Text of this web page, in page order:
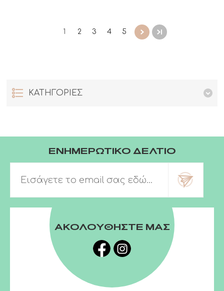
1 2 3 4 5
ΚΑΤΗΓΟΡΙΕΣ
ΕΝΗΜΕΡΩΤΙΚΟ ΔΕΛΤΙΟ
ΑΚΟΛΟΥΘΗΣΤΕ ΜΑΣ